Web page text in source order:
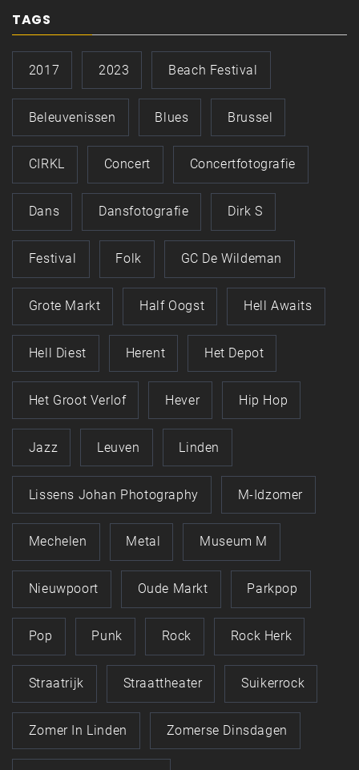
TAGS
2017 2023 Beach Festival
Beleuvenissen Blues Brussel
CIRKL Concert Concertfotografie
Dans Dansfotografie Dirk S
Festival Folk GC De Wildeman
Grote Markt Half Oogst Hell Awaits
Hell Diest Herent Het Depot
Het Groot Verlof Hever Hip Hop
Jazz Leuven Linden
Lissens Johan Photography M-Idzomer
Mechelen Metal Museum M
Nieuwpoort Oude Markt Parkpop
Pop Punk Rock Rock Herk
Straatrijk Straattheater Suikerrock
Zomer In Linden Zomerse Dinsdagen